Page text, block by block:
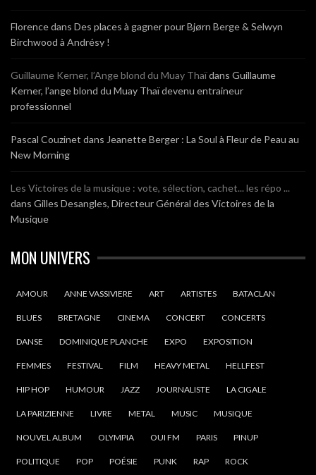
Florencedans Des places à gagner pour Bjørn Berge & Selwyn
Birchwood à Andrésy !
Guillaume Kerner, l’Ange blond du Muay Thaïdans Guillaume
Kerner, l’ange blond du Muay Thaï devenu entraineur
professionnel
Pascal Couzinet dans Jeanette Berger : La Soul à Fleur de Peau au
New Morning
Les Victoires de la musique : vote, sélection, cachet... les répo ...
dans Gilles Desangles, Directeur Général des Victoires de la
Musique
MON UNIVERS
AMOUR ANNE VASSIVIERE ART ARTISTES BATACLAN
BLUES BRETAGNE CINEMA CONCERT CONCERTS
DANSE DOMINIQUE PLANCHE EXPO EXPOSITION
FEMMES FESTIVAL FILM HEAVY METAL HELLFEST
HIP HOP HUMOUR JAZZ JOURNALISTE LA CIGALE
LA PARIZIENNE LIVRE METAL MUSIC MUSIQUE
NOUVEL ALBUM OLYMPIA OUI FM PARIS PINUP
POLITIQUE POP POÉSIE PUNK RAP ROCK